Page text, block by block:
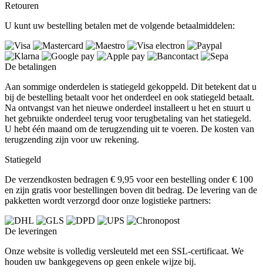
Retouren
U kunt uw bestelling betalen met de volgende betaalmiddelen:
De betalingen
Aan sommige onderdelen is statiegeld gekoppeld. Dit betekent dat u
bij de bestelling betaalt voor het onderdeel en ook statiegeld betaalt.
Na ontvangst van het nieuwe onderdeel installeert u het en stuurt u
het gebruikte onderdeel terug voor terugbetaling van het statiegeld.
U hebt één maand om de terugzending uit te voeren. De kosten van
terugzending zijn voor uw rekening.
Statiegeld
De verzendkosten bedragen € 9,95 voor een bestelling onder € 100
en zijn gratis voor bestellingen boven dit bedrag. De levering van de
pakketten wordt verzorgd door onze logistieke partners:
De leveringen
Onze website is volledig versleuteld met een SSL-certificaat. We
houden uw bankgegevens op geen enkele wijze bij.